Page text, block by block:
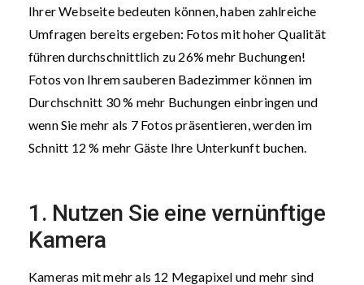
Ihrer Webseite bedeuten können, haben zahlreiche
Umfragen bereits ergeben: Fotos mit hoher Qualität
führen durchschnittlich zu 26% mehr Buchungen!
Fotos von Ihrem sauberen Badezimmer können im
Durchschnitt 30 % mehr Buchungen einbringen und
wenn Sie mehr als 7 Fotos präsentieren, werden im
Schnitt 12 % mehr Gäste Ihre Unterkunft buchen.
1. Nutzen Sie eine vernünftige
Kamera
Kameras mit mehr als 12 Megapixel und mehr sind